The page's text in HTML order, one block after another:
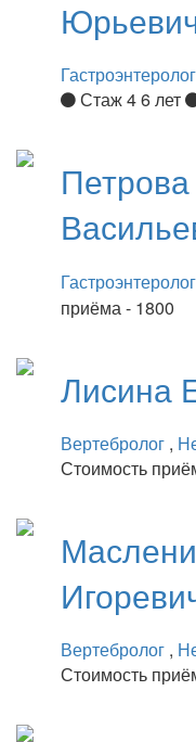
Гастроэнтеролог
Стаж 4 6 лет
Петрова
Гастроэнтеролог
приёма - 1800
Лисина
Вертебролог ,
Стоимость
Вертебролог ,
Стоимость